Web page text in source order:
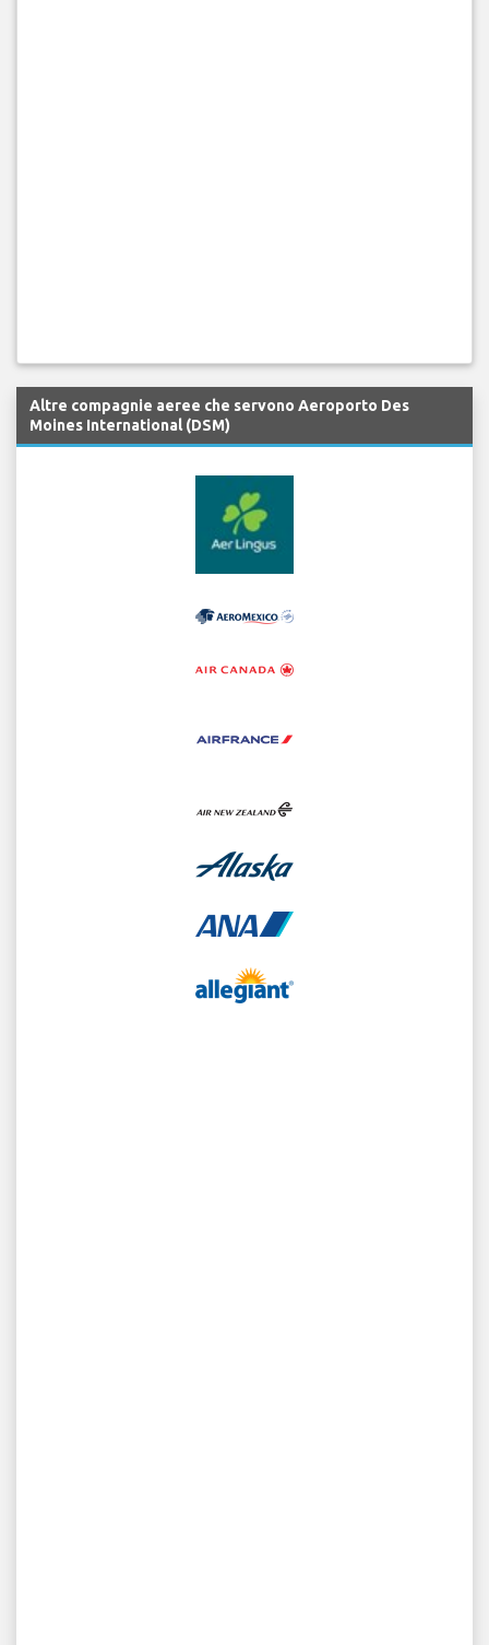
Altre compagnie aeree che servono Aeroporto Des
Moines International (DSM)